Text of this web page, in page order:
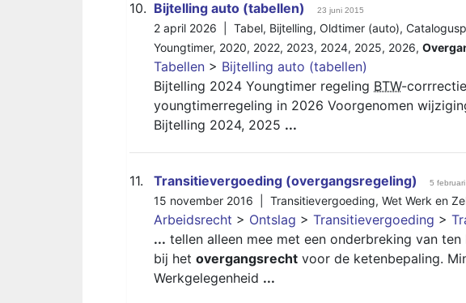
10. Bijtelling auto (tabellen) 23 juni 2015
2 april 2026 | Tabel, Bijtelling, Oldtimer (auto),
Youngtimer, 2020, 2022, 2023, 2024, 2025, 2026,
Tabellen > Bijtelling auto (tabellen)
Bijtelling 2024 Youngtimer regeling BTW-
youngtimerregeling in 2026 Voorgenomen
Bijtelling 2024, 2025 ...
11. Transitievergoeding (overgangsregeling) 5
15 november 2016 | Transitievergoeding, Wet Werk en
Arbeidsrecht > Ontslag > Transitievergoeding >
... tellen alleen mee met een onderbreking van
bij het overgangsrecht voor de ketenbepaling.
Werkgelegenheid ...